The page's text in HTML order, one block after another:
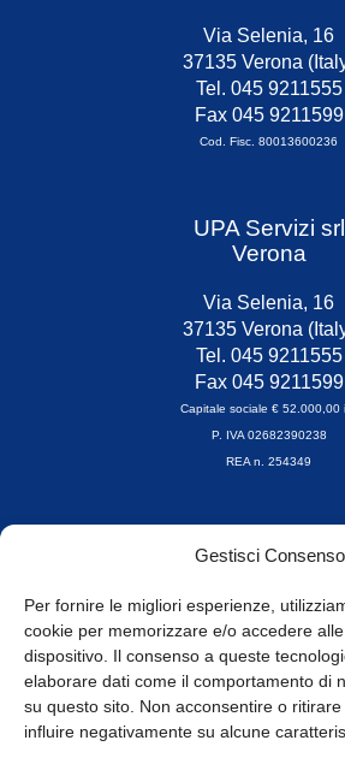
Gestisci Consenso
Per fornire le migliori esperienze,
cookie per memorizzare e/o accedere
dispositivo. Il consenso a queste
elaborare dati come il comportamento di
su questo sito. Non acconsentire o
influire negativamente su alcune
Via Selenia, 16
37135 Verona
Tel. 045 9211555
Fax 045 9211599
Cod. Fisc. 80013600236
UPA Servizi srl
Verona
Via Selenia, 16
37135 Verona
Tel. 045 9211555
Fax 045 9211599
Capitale sociale € 52.000,00
P. IVA 02682390238
REA n. 254349
Orari di apertura
8.30-13.00 / 14.00-
Whistleblowing
© Tutti i diritti